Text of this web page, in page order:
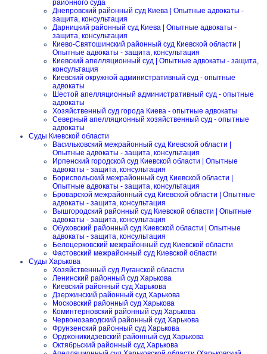
районного суда
Днепровский районный суд Киева | Опытные адвокаты -
защита, консультация
Дарницкий районный суд Киева | Опытные адвокаты -
защита, консультация
Киево-Святошинский районный суд Киевской области |
Опытные адвокаты - защита, консультация
Киевский апелляционный суд | Опытные адвокаты - защита,
консультация
Киевский окружной административный суд - опытные
адвокаты
Шестой апелляционный административный суд - опытные
адвокаты
Хозяйственный суд города Киева - опытные адвокаты
Северный апелляционный хозяйственный суд - опытные
адвокаты
Суды Киевской области
Васильковский межрайонный суд Киевской области |
Опытные адвокаты - защита, консультация
Ирпенский городской суд Киевской области | Опытные
адвокаты - защита, консультация
Бориспольский межрайонный суд Киевской области |
Опытные адвокаты - защита, консультация
Броварской межрайонный суд Киевской области | Опытные
адвокаты - защита, консультация
Вышгородский районный суд Киевской области | Опытные
адвокаты - защита, консультация
Обуховский районный суд Киевской области | Опытные
адвокаты - защита, консультация
Белоцерковский межрайонный суд Киевской области
Фастовский межрайонный суд Киевской области
Суды Харькова
Хозяйственный суд Луганской области
Ленинский районный суд Харькова
Киевский районный суд Харькова
Дзержинский районный суд Харькова
Московский районный суд Харькова
Коминтерновский районный суд Харькова
Червонозаводский районный суд Харькова
Фрунзенский районный суд Харькова
Орджоникидзевский районный суд Харькова
Октябрьский районный суд Харькова